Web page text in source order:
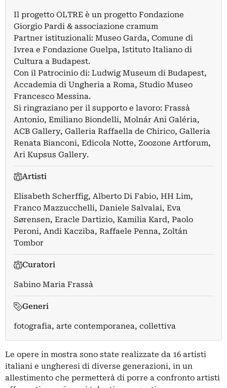
Il progetto OLTRE è un progetto Fondazione
Giorgio Pardi & associazione cramum
Partner istituzionali: Museo Garda, Comune di
Ivrea e Fondazione Guelpa, Istituto Italiano di
Cultura a Budapest.
Con il Patrocinio di: Ludwig Museum di Budapest,
Accademia di Ungheria a Roma, Studio Museo
Francesco Messina.
Si ringraziano per il supporto e lavoro: Frassà
Antonio, Emiliano Biondelli, Molnár Ani Galéria,
ACB Gallery, Galleria Raffaella de Chirico, Galleria
Renata Bianconi, Edicola Notte, Zoozone Artforum,
Ari Kupsus Gallery.
Artisti
Elisabeth Scherffig, Alberto Di Fabio, HH Lim,
Franco Mazzucchelli, Daniele Salvalai, Eva
Sørensen, Eracle Dartizio, Kamilia Kard, Paolo
Peroni, Andi Kacziba, Raffaele Penna, Zoltán
Tombor
Curatori
Sabino Maria Frassà
Generi
fotografia, arte contemporanea, collettiva
Le opere in mostra sono state realizzate da 16 artisti
italiani e ungheresi di diverse generazioni, in un
allestimento che permetterà di porre a confronto artisti